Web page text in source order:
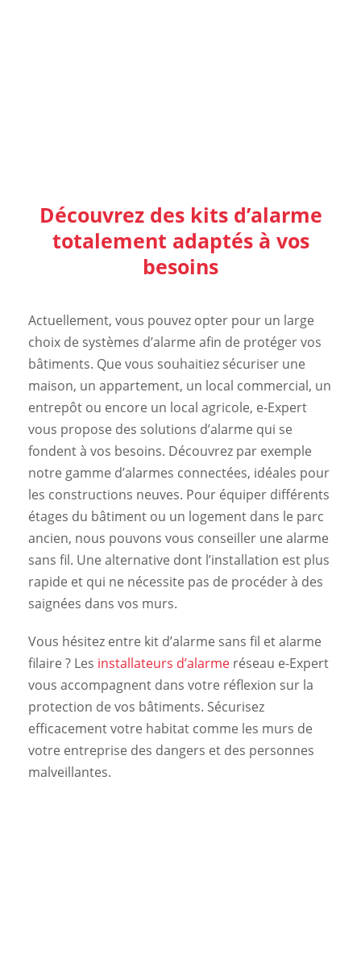
Découvrez des kits d’alarme
totalement adaptés à vos
besoins
Actuellement, vous pouvez opter pour un large
choix de systèmes d’alarme afin de protéger vos
bâtiments. Que vous souhaitiez sécuriser une
maison, un appartement, un local commercial, un
entrepôt ou encore un local agricole, e-Expert
vous propose des solutions d’alarme qui se
fondent à vos besoins. Découvrez par exemple
notre gamme d’alarmes connectées, idéales pour
les constructions neuves. Pour équiper différents
étages du bâtiment ou un logement dans le parc
ancien, nous pouvons vous conseiller une alarme
sans fil. Une alternative dont l’installation est plus
rapide et qui ne nécessite pas de procéder à des
saignées dans vos murs.
Vous hésitez entre kit d’alarme sans fil et alarme
filaire ? Les installateurs d’alarme réseau e-Expert
vous accompagnent dans votre réflexion sur la
protection de vos bâtiments. Sécurisez
efficacement votre habitat comme les murs de
votre entreprise des dangers et des personnes
malveillantes.